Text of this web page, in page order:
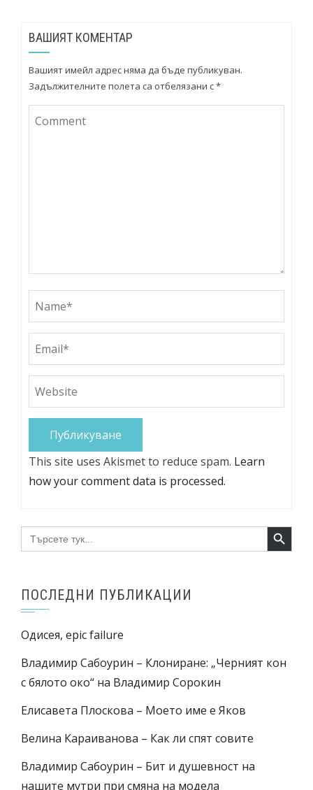
ВАШИЯТ КОМЕНТАР
Вашият имейл адрес няма да бъде публикуван.
Задължителните полета са отбелязани с*
This site uses Akismet to reduce spam. Learn
how your comment data is processed.
Search
for:
Search Button
ПОСЛЕДНИ ПУБЛИКАЦИИ
Одисея, epic failure
Владимир Сабоурин – Клониране: „Черният кон
с бялото око“ на Владимир Сорокин
Елисавета Плоскова – Моето име е Яков
Велина Караиванова – Как ли спят совите
Владимир Сабоурин – Бит и душевност на
нашите мутри при смяна на модела